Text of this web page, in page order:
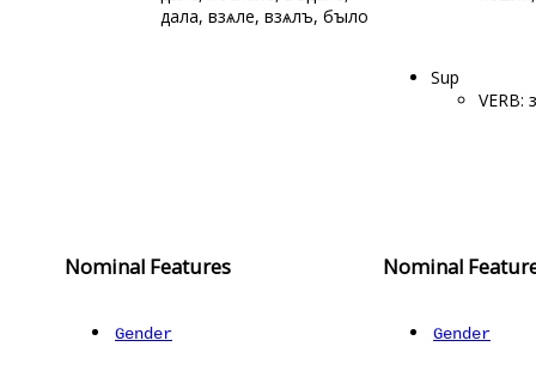
дала, взѧле, взѧлъ, бꙑло
Sup
VERB:
Nominal Features Nominal
Gender Gender